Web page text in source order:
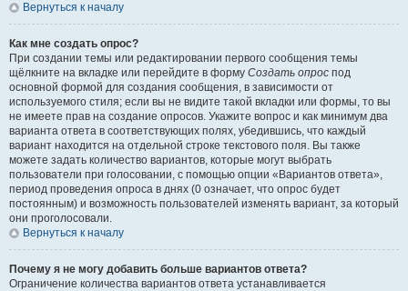
Вернуться к началу
Как мне создать опрос?
При создании темы или редактировании первого сообщения темы
щёлкните на вкладке или перейдите в форму Создать опрос под
основной формой для создания сообщения, в зависимости от
используемого стиля; если вы не видите такой вкладки или формы, то вы
не имеете прав на создание опросов. Укажите вопрос и как минимум два
варианта ответа в соответствующих полях, убедившись, что каждый
вариант находится на отдельной строке текстового поля. Вы также
можете задать количество вариантов, которые могут выбрать
пользователи при голосовании, с помощью опции «Вариантов ответа»,
период проведения опроса в днях (0 означает, что опрос будет
постоянным) и возможность пользователей изменять вариант, за который
они проголосовали.
Вернуться к началу
Почему я не могу добавить больше вариантов ответа?
Ограничение количества вариантов ответа устанавливается